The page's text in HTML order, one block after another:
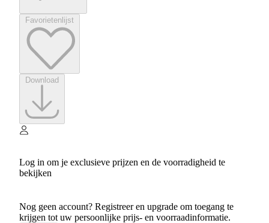
Log in om je exclusieve prijzen en de voorradigheid te
bekijken
Nog geen account? Registreer en upgrade om toegang te
krijgen tot uw persoonlijke prijs- en voorraadinformatie.